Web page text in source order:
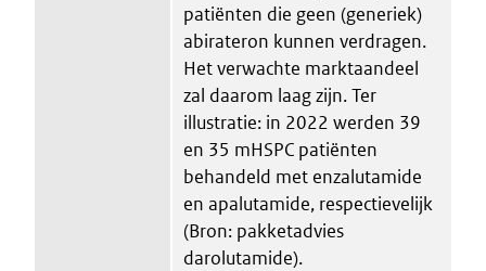
patiënten die geen (generiek)
abirateron kunnen verdragen.
Het verwachte marktaandeel
zal daarom laag zijn. Ter
illustratie: in 2022 werden 39
en 35 mHSPC patiënten
behandeld met enzalutamide
en apalutamide, respectievelijk
(Bron: pakketadvies
darolutamide).